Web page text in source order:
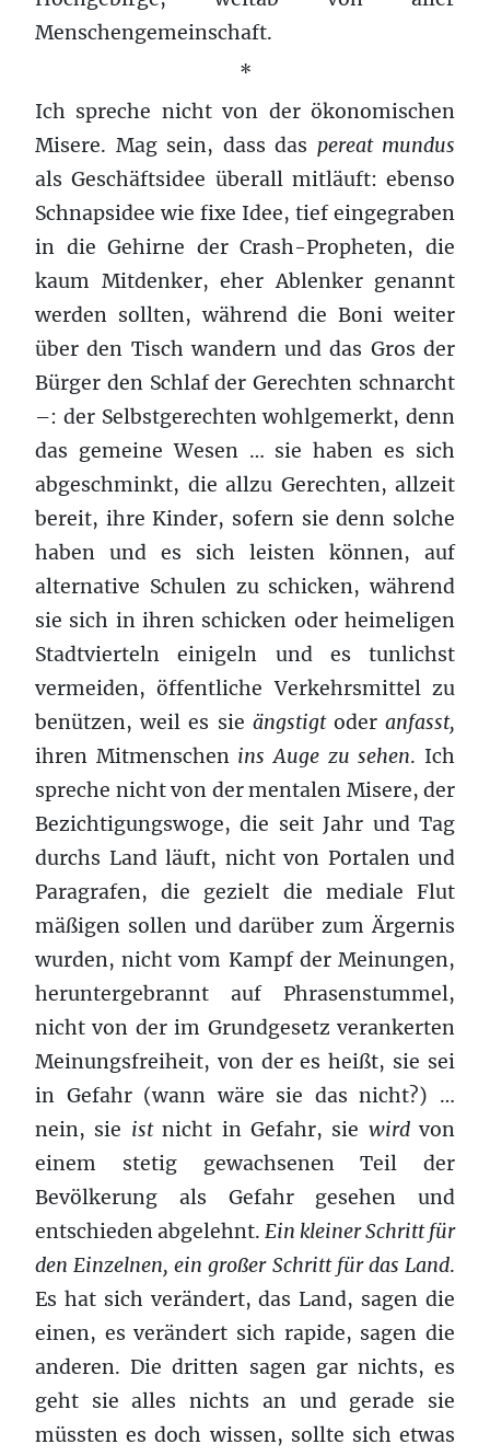
Menschengemeinschaft.
*
Ich spreche nicht von der ökonomischen
Misere. Mag sein, dass das pereat mundus
als Geschäftsidee überall mitläuft: ebenso
Schnapsidee wie fixe Idee, tief eingegraben
in die Gehirne der Crash-Propheten, die
kaum Mitdenker, eher Ablenker genannt
werden sollten, während die Boni weiter
über den Tisch wandern und das Gros der
Bürger den Schlaf der Gerechten schnarcht
–: der Selbstgerechten wohlgemerkt, denn
das gemeine Wesen … sie haben es sich
abgeschminkt, die allzu Gerechten, allzeit
bereit, ihre Kinder, sofern sie denn solche
haben und es sich leisten können, auf
alternative Schulen zu schicken, während
sie sich in ihren schicken oder heimeligen
Stadtvierteln einigeln und es tunlichst
vermeiden, öffentliche Verkehrsmittel zu
benützen, weil es sie ängstigtoderanfasst,
ihren Mitmenschen ins Auge zu sehen. Ich
spreche nicht von der mentalen Misere, der
Bezichtigungswoge, die seit Jahr und Tag
durchs Land läuft, nicht von Portalen und
Paragrafen, die gezielt die mediale Flut
mäßigen sollen und darüber zum Ärgernis
wurden, nicht vom Kampf der Meinungen,
heruntergebrannt auf Phrasenstummel,
nicht von der im Grundgesetz verankerten
Meinungsfreiheit, von der es heißt, sie sei
in Gefahr (wann wäre sie das nicht?) …
nein, sie istnicht in Gefahr, sie wirdvon
einem stetig gewachsenen Teil der
Bevölkerung als Gefahr gesehen und
entschieden abgelehnt. Ein kleiner Schritt für
den Einzelnen, ein großer Schritt für das Land.
Es hat sich verändert, das Land, sagen die
einen, es verändert sich rapide, sagen die
anderen. Die dritten sagen gar nichts, es
geht sie alles nichts an und gerade sie
müssten es doch wissen, sollte sich etwas